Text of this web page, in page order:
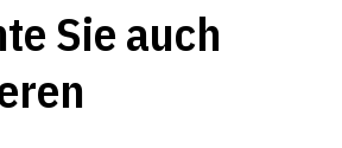
Sie auch